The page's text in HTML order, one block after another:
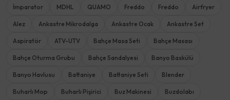
İmparator MDHL QUAMO Freddo Freddo Airfryer
Alez Ankastre Mikrodalga Ankastre Ocak Ankastre Set
Aspiratör ATV-UTV Bahçe Masa Seti Bahçe Masası
Bahçe Oturma Grubu Bahçe Sandalyesi Banyo Baskülü
Banyo Havlusu Battaniye Battaniye Seti Blender
Buharlı Mop Buharlı Pişirici Buz Makinesi Buzdolabı